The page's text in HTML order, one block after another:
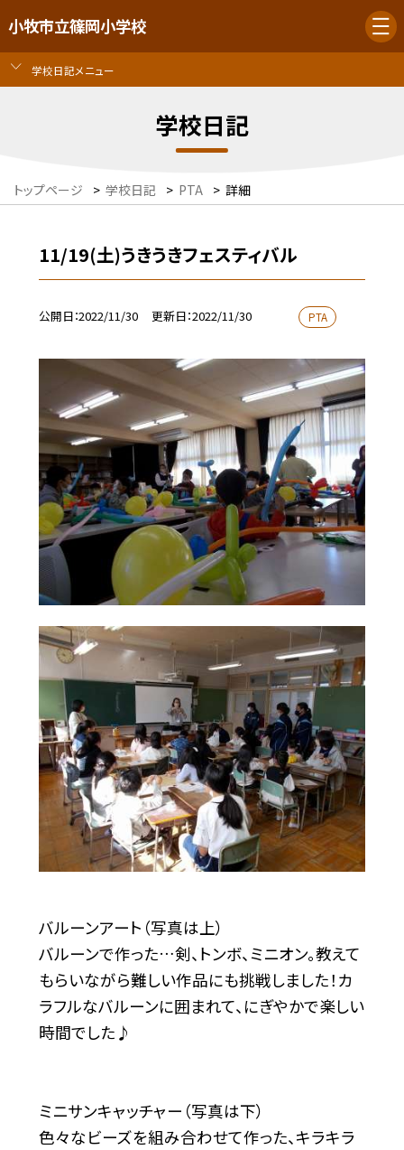
小牧市立篠岡小学校
学校日記メニュー
学校日記
トップページ > 学校日記 > PTA > 詳細
11/19(土)うきうきフェスティバル
公開日 2022/11/30 更新日 2022/11/30 PTA
バルーンアート（写真は上）
バルーンで作った…剣、トンボ、ミニオン。教えて
もらいながら難しい作品にも挑戦しました！カ
ラフルなバルーンに囲まれて、にぎやかで楽しい
時間でした♪
ミニサンキャッチャー（写真は下）
色々なビーズを組み合わせて作った、キラキラ